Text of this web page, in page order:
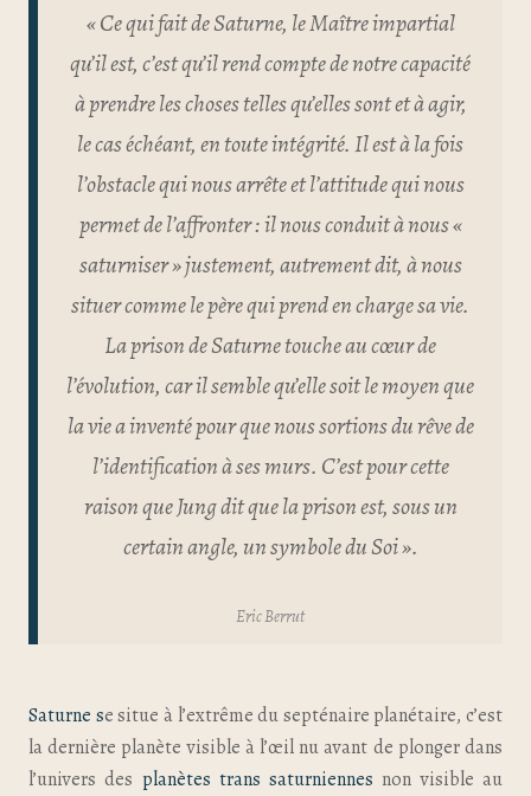
« Ce qui fait de Saturne, le Maître impartial
qu’il est, c’est qu’il rend compte de notre capacité
à prendre les choses telles qu’elles sont et à agir,
le cas échéant, en toute intégrité. Il est à la fois
l’obstacle qui nous arrête et l’attitude qui nous
permet de l’affronter : il nous conduit à nous «
saturniser » justement, autrement dit, à nous
situer comme le père qui prend en charge sa vie.
La prison de Saturne touche au cœur de
l’évolution, car il semble qu’elle soit le moyen que
la vie a inventé pour que nous sortions du rêve de
l’identification à ses murs. C’est pour cette
raison que Jung dit que la prison est, sous un
certain angle, un symbole du Soi ».
Eric Berrut
Saturne se situe à l’extrême du septénaire planétaire, c’est
la dernière planète visible à l’œil nu avant de plonger dans
l’univers des planètes trans saturniennes non visible au